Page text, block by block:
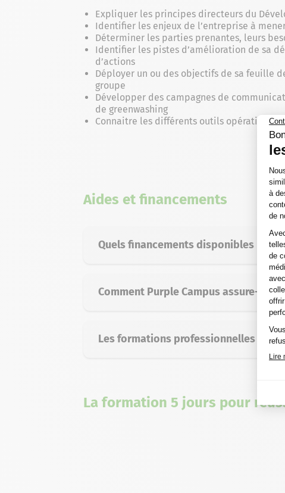
Expliquer les principes directeurs du
Identifier les enjeux de l’entreprise à
Déterminer les parties prenantes, leurs
Identifier les pistes d’amélioration de sa
d’actions
Déployer un ou des objectifs de sa feuille
groupe
Développer des campagnes de
de greenwashing
Connaitre les différents outils
Aides et financements
Quels financements disponibles pour
Comment Purple Campus assure-t-il
Les formations professionnelles
La formation 5 jours pour